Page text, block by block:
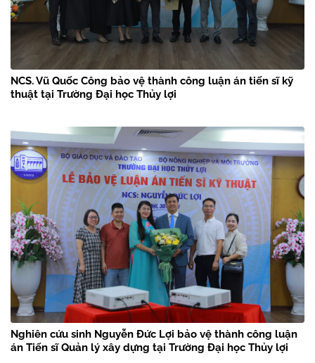
NCS. Vũ Quốc Công bảo vệ thành công luận án tiến sĩ kỹ
thuật tại Trường Đại học Thủy lợi
Nghiên cứu sinh Nguyễn Đức Lợi bảo vệ thành công luận
án Tiến sĩ Quản lý xây dựng tại Trường Đại học Thủy lợi